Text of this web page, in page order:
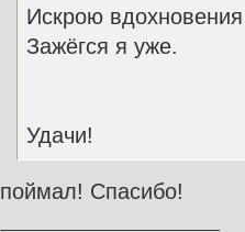
Искрою вдохновения
Зажёгся я уже.
Удачи!
поймал! Спасибо!